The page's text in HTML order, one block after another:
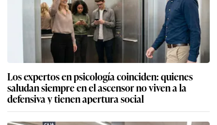
Los expertos en psicología coinciden: quienes
saludan siempre en el ascensor no viven a la
defensiva y tienen apertura social